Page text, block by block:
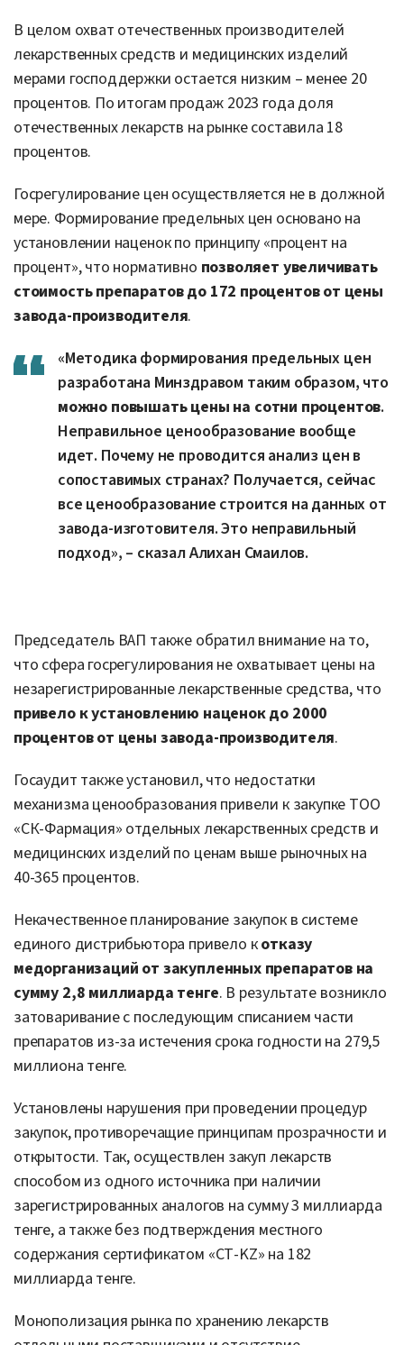
В целом охват отечественных производителей
лекарственных средств и медицинских изделий
мерами господдержки остается низким – менее 20
процентов. По итогам продаж 2023 года доля
отечественных лекарств на рынке составила 18
процентов.
Госрегулирование цен осуществляется не в должной
мере. Формирование предельных цен основано на
установлении наценок по принципу «процент на
процент», что нормативно позволяет увеличивать
стоимость препаратов до 172 процентов от цены
завода-производителя.
«Методика формирования предельных цен
разработана Минздравом таким образом, что
можно повышать цены на сотни процентов.
Неправильное ценообразование вообще
идет. Почему не проводится анализ цен в
сопоставимых странах? Получается, сейчас
все ценообразование строится на данных от
завода-изготовителя. Это неправильный
подход», – сказал Алихан Смаилов.
Председатель ВАП также обратил внимание на то,
что сфера госрегулирования не охватывает цены на
незарегистрированные лекарственные средства, что
привело к установлению наценок до 2000
процентов от цены завода-производителя.
Госаудит также установил, что недостатки
механизма ценообразования привели к закупке ТОО
«СК-Фармация» отдельных лекарственных средств и
медицинских изделий по ценам выше рыночных на
40-365 процентов.
Некачественное планирование закупок в системе
единого дистрибьютора привело котказу
медорганизаций от закупленных препаратов на
сумму 2,8 миллиарда тенге. В результате возникло
затоваривание с последующим списанием части
препаратов из-за истечения срока годности на 279,5
миллиона тенге.
Установлены нарушения при проведении процедур
закупок, противоречащие принципам прозрачности и
открытости. Так, осуществлен закуп лекарств
способом из одного источника при наличии
зарегистрированных аналогов на сумму 3 миллиарда
тенге, а также без подтверждения местного
содержания сертификатом «СТ-KZ» на 182
миллиарда тенге.
Монополизация рынка по хранению лекарств